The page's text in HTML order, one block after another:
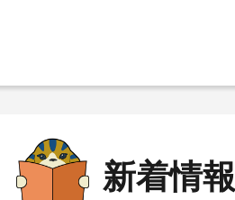
新着情報